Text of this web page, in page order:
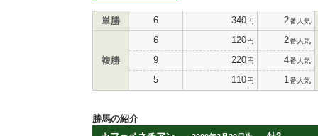
単勝 6 340円 2番人気
複勝
6 120円 2番人気
9 220円 4番人気
5 110円 1 番人気
勝馬の紹介